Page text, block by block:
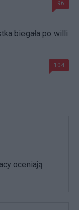
96
biegała po willi
104
oceniają